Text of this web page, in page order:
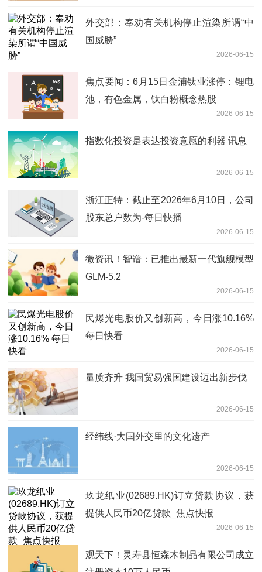
外交部：奉劝有关机构停止渲染所谓“中
国威胁”
2026-06-15
焦点要闻：6月15日金浦钛业涨停：锂电
池，有色金属，钛白粉概念热股
2026-06-15
指数化投资是表达投资意愿的利器 讯息
2026-06-15
浙江正特：截止至2026年6月10日，公司
股东总户数为-每日快播
2026-06-15
微资讯！智谱：已推出最新一代旗舰模型
GLM-5.2
2026-06-15
民爆光电股价又创新高，今日涨10.16%
每日快看
2026-06-15
量质齐升 我国贸易强国建设迈出新步伐
2026-06-15
经纬线·大国外交里的文化遗产
2026-06-15
玖龙纸业(02689.HK)订立贷款协议，获
提供人民币20亿贷款_焦点快报
2026-06-15
观天下！灵寿县恒森木制品有限公司成立